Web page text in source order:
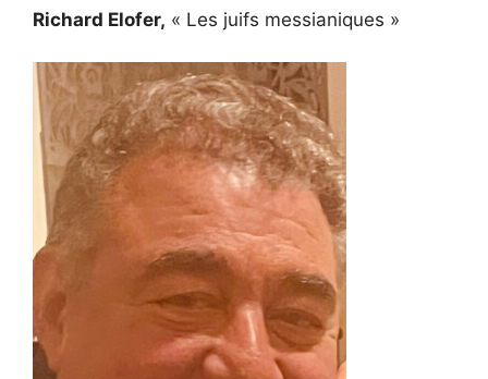
Richard Elofer, « Les juifs messianiques »